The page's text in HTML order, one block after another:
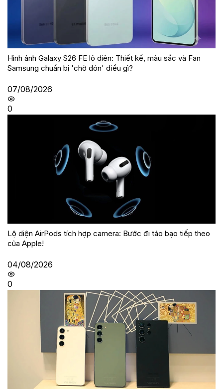
Hình ảnh Galaxy S26 FE lộ diện: Thiết kế, màu sắc và Fan
Samsung chuẩn bị 'chờ đón' điều gì?
07/08/2026
0
Lộ diện AirPods tích hợp camera: Bước đi táo bạo tiếp theo
của Apple!
04/08/2026
0